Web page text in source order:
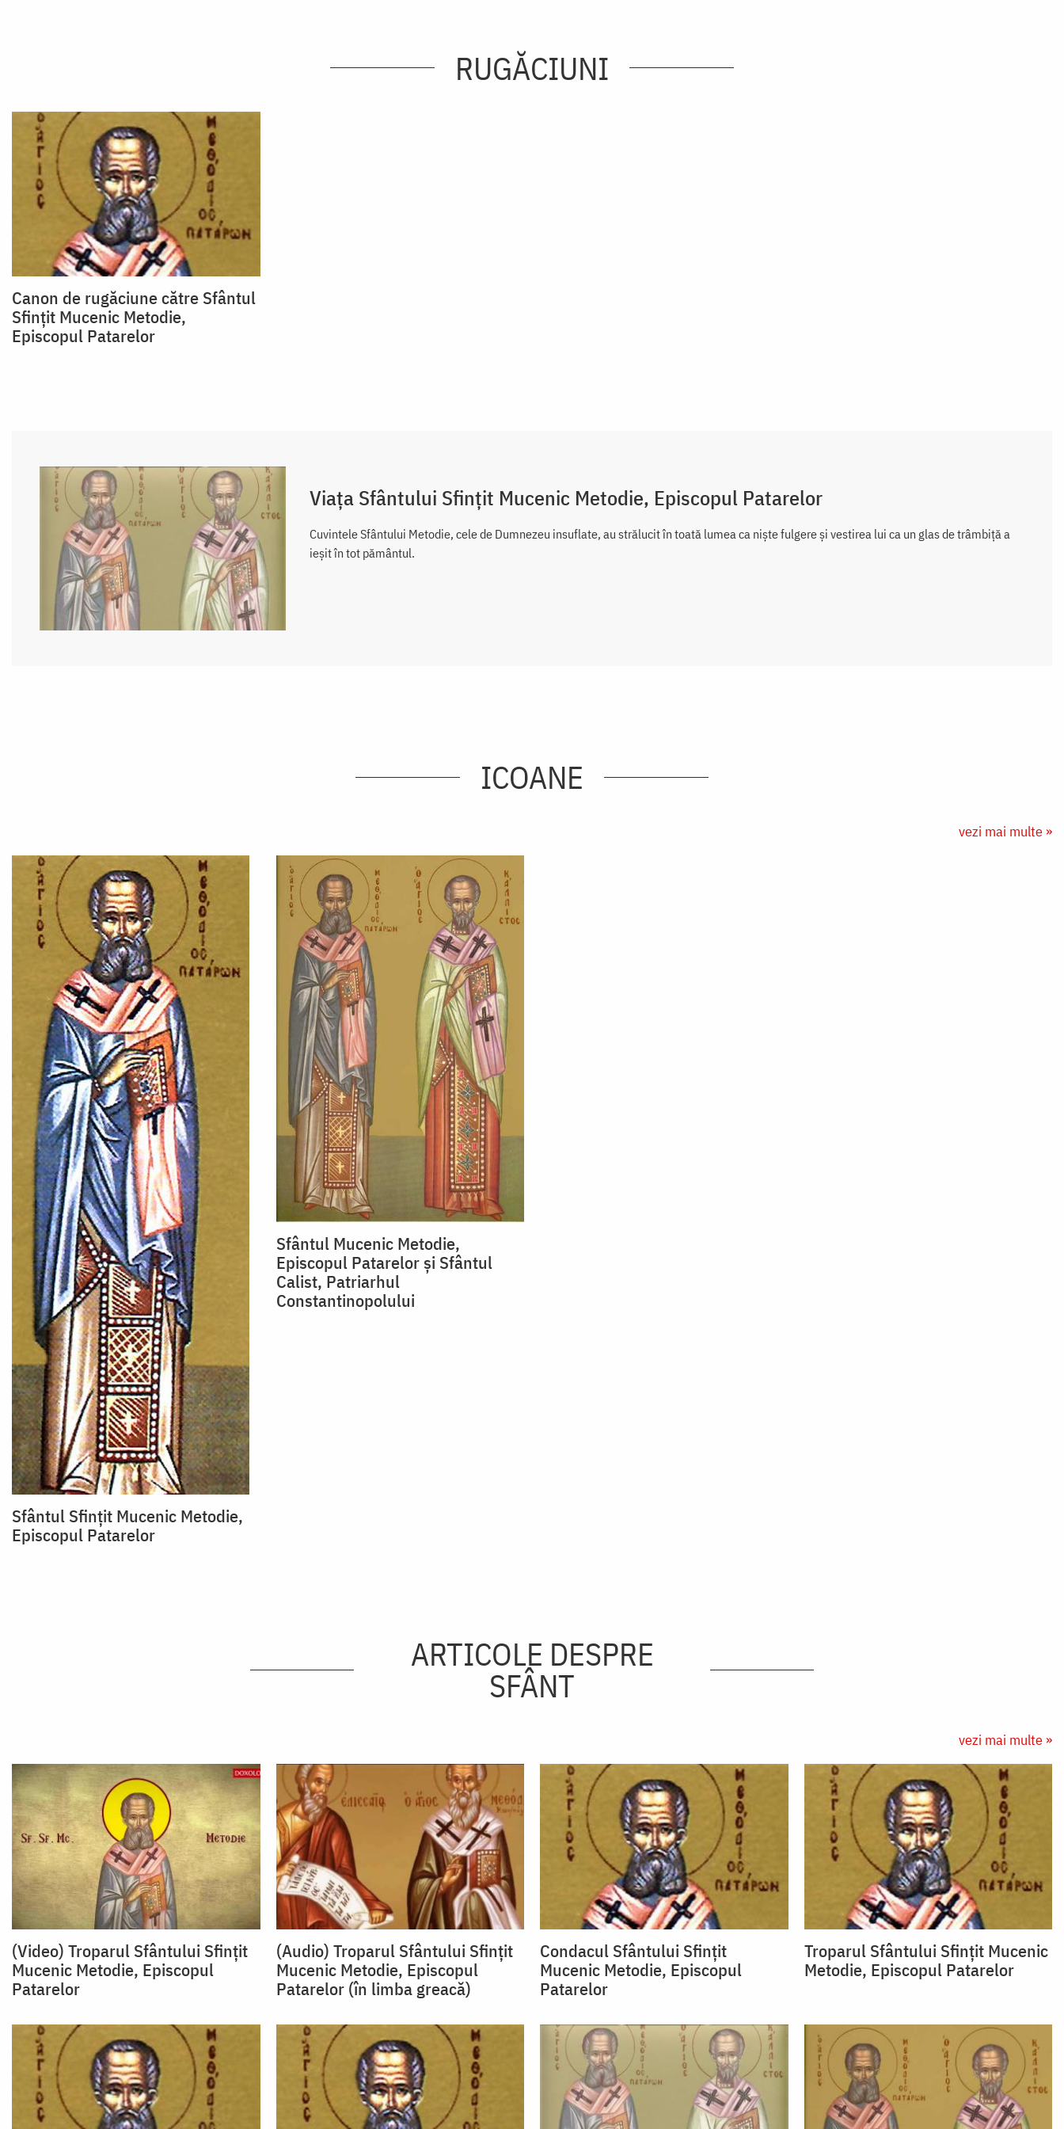
RUGĂCIUNI
Canon de rugăciune către Sfântul
Sfinţit Mucenic Metodie,
Episcopul Patarelor
Viața Sfântului Sfințit Mucenic Metodie, Episcopul Patarelor
Cuvintele Sfântului Metodie, cele de Dumnezeu insuflate, au strălucit în toată lumea ca niște fulgere și vestirea lui ca un glas de trâmbiță a
ieșit în tot pământul.
ICOANE
vezi mai multe »
Sfântul Sfințit Mucenic Metodie,
Episcopul Patarelor
Sfântul Mucenic Metodie,
Episcopul Patarelor și Sfântul
Calist, Patriarhul
Constantinopolului
ARTICOLE DESPRE
SFÂNT
vezi mai multe »
(Video) Troparul Sfântului Sfințit
Mucenic Metodie, Episcopul
Patarelor
(Audio) Troparul Sfântului Sfințit
Mucenic Metodie, Episcopul
Patarelor (în limba greacă)
Condacul Sfântului Sfinţit
Mucenic Metodie, Episcopul
Patarelor
Troparul Sfântului Sfinţit Mucenic
Metodie, Episcopul Patarelor